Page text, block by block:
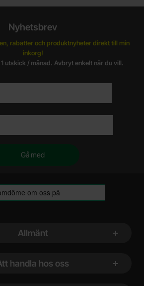
Nyhetsbrev
rabatter och produktnyheter direkt till min
inkorg!
utskick / månad. Avbryt enkelt när du vill.
Allmänt
handla hos oss